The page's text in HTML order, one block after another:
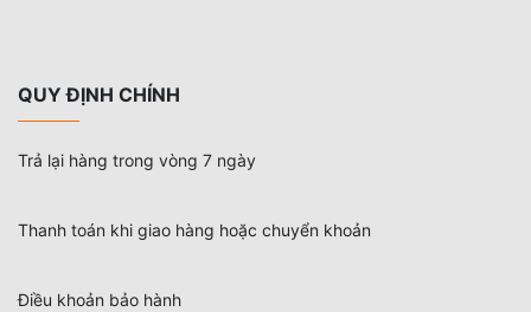
QUY ĐỊNH CHÍNH
Trả lại hàng trong vòng 7 ngày
Thanh toán khi giao hàng hoặc chuyển khoản
Điều khoản bảo hành